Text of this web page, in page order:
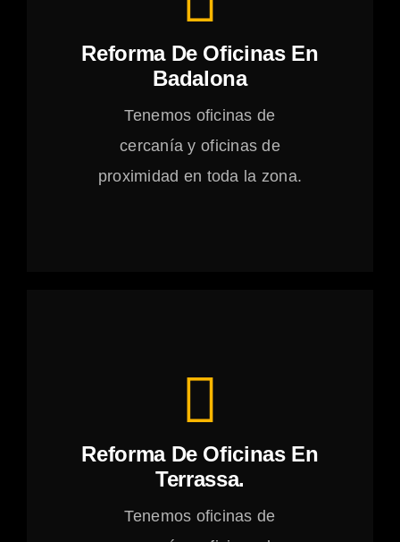
Reforma De Oficinas En
Badalona
Tenemos oficinas de
cercanía y oficinas de
proximidad en toda la zona.
Reforma De Oficinas En
Terrassa.
Tenemos oficinas de